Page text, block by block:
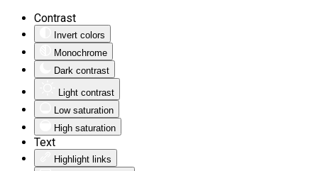
Contrast
Invert colors
Monochrome
Dark contrast
Light contrast
Low saturation
High saturation
Text
Highlight links